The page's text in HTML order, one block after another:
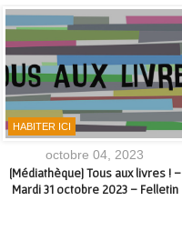
HABITER ICI
octobre 04, 2023
[Médiathèque] Tous aux livres ! –
Mardi 31 octobre 2023 – Felletin